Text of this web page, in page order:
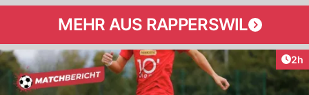
MEHR AUS RAPPERSWIL
2h